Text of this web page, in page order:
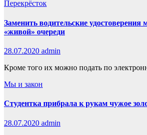
Перекрёсток
Заменить водительские удостоверения
«живой» очереди
28.07.2020 admin
Кроме того их можно подать по
Мы и закон
Студентка прибрала к рукам чужое
28.07.2020 admin